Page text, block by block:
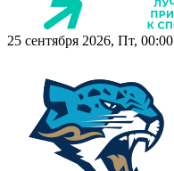
25 сентября 2026, Пт, 00:00